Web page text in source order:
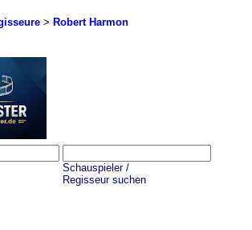
> Robert Harmon
Schauspieler /
Regisseur suchen